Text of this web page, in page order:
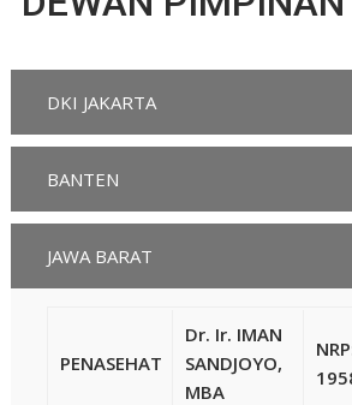
DKI JAKARTA
BANTEN
JAWA BARAT
PENASEHAT
Dr. Ir. IMAN
SANDJOYO,
MBA